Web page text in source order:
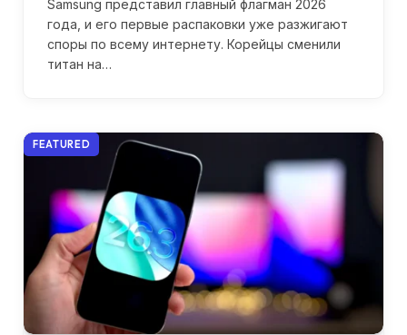
Samsung представил главный флагман 2026
года, и его первые распаковки уже разжигают
споры по всему интернету. Корейцы сменили
титан на…
FEATURED